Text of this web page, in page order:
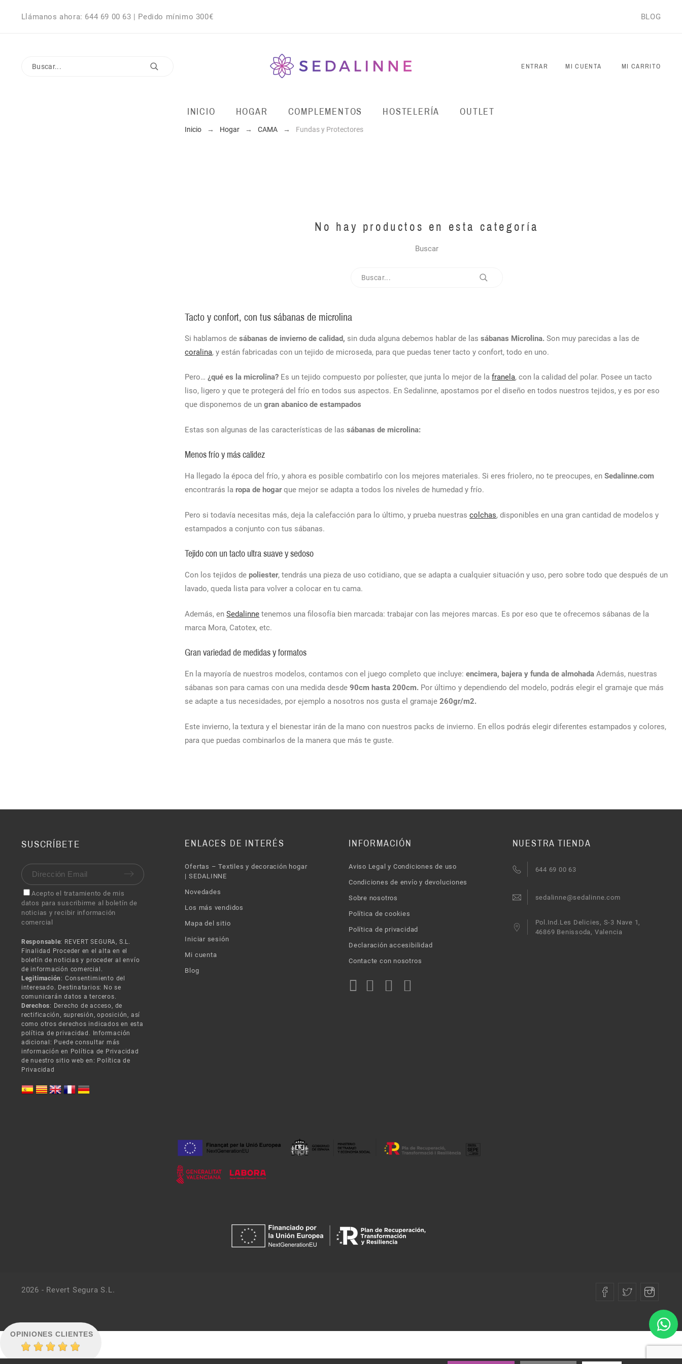
Llámanos ahora: 644 69 00 63 | Pedido mínimo 300€ BLOG
ENTRAR MI CUENTA MI CARRITO
INICIO HOGAR COMPLEMENTOS HOSTELERÍA OUTLET
Inicio Hogar CAMA Fundas y Protectores
No hay productos en esta categoría
Buscar
Tacto y confort, con tus sábanas de microlina
Si hablamos desábanas de invierno de calidad, sin duda alguna debemos hablar de lassábanas Microlina. Son muy parecidas a las de
coralina, y están fabricadas con un tejido de microseda, para que puedas tener tacto y confort, todo en uno.
Pero…¿qué es la microlina? Es un tejido compuesto por políester, que junta lo mejor de lafranela, con la calidad del polar. Posee un tacto
liso, ligero y que te protegerá del frío en todos sus aspectos. En Sedalinne, apostamos por el diseño en todos nuestros tejidos, y es por eso
que disponemos de ungran abanico de estampados
Estas son algunas de las características de lassábanas de microlina:
Menos frío y más calidez
Ha llegado la época del frío, y ahora es posible combatirlo con los mejores materiales. Si eres friolero, no te preocupes, enSedalinne.com
encontrarás laropa de hogarque mejor se adapta a todos los niveles de humedad y frío.
Pero si todavía necesitas más, deja la calefacción para lo último, y prueba nuestrascolchas, disponibles en una gran cantidad de modelos y
estampados a conjunto con tus sábanas.
Tejido con un tacto ultra suave y sedoso
Con los tejidos depoliester, tendrás una pieza de uso cotidiano, que se adapta a cualquier situación y uso, pero sobre todo que después de un
lavado, queda lista para volver a colocar en tu cama.
Además, enSedalinne tenemos una filosofía bien marcada: trabajar con las mejores marcas. Es por eso que te ofrecemos sábanas de la
marca Mora, Catotex, etc.
Gran variedad de medidas y formatos
En la mayoría de nuestros modelos, contamos con el juego completo que incluye:encimera, bajera y funda de almohada Además, nuestras
sábanas son para camas con una medida desde90cm hasta 200cm. Por último y dependiendo del modelo, podrás elegir el gramaje que más
se adapte a tus necesidades, por ejemplo a nosotros nos gusta el gramaje260gr/m2.
Este invierno, la textura y el bienestar irán de la mano con nuestros packs de invierno. En ellos podrás elegir diferentes estampados y colores,
para que puedas combinarlos de la manera que más te guste.
SUSCRÍBETE
Acepto el tratamiento de mis
datos para suscribirme al boletín de
noticias y recibir información
comercial
Responsable: REVERT SEGURA, S.L.
Finalidad Proceder en el alta en el
boletín de noticias y proceder al envío
de información comercial.
Legitimación : Consentimiento del
interesado. Destinatarios: No se
comunicarán datos a terceros.
Derechos: Derecho de acceso, de
rectificación, supresión, oposición, así
como otros derechos indicados en esta
política de privacidad. Información
adicional: Puede consultar más
información en Política de Privacidad
de nuestro sitio web en: Política de
Privacidad
ENLACES DE INTERÉS
Ofertas – Textiles y decoración hogar
| SEDALINNE
Novedades
Los más vendidos
Mapa del sitio
Iniciar sesión
Mi cuenta
Blog
INFORMACIÓN
Aviso Legal y Condiciones de uso
Condiciones de envío y devoluciones
Sobre nosotros
Política de cookies
Política de privacidad
Declaración accesibilidad
Contacte con nosotros
NUESTRA TIENDA
644 69 00 63
sedalinne@sedalinne.com
Pol.Ind.Les Delicies, S-3 Nave 1,
46869 Benissoda, Valencia
2026 - Revert Segura S.L.
OPINIONES CLIENTES